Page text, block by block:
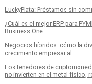
LuckyPlata: Préstamos sin
¿Cuál es el mejor ERP para
Business One
Negocios híbridos: cómo la
crecimiento empresarial
Los tenedores de
no invierten en el metal físico,